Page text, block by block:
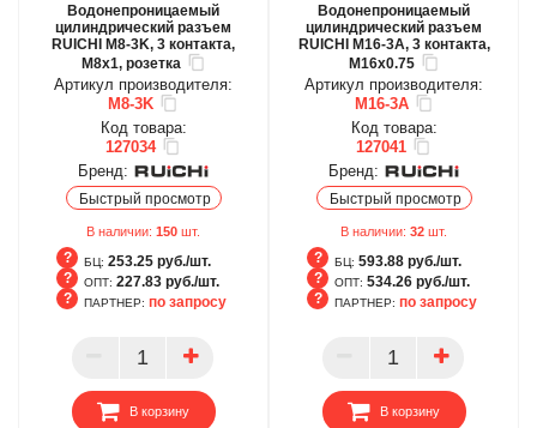
Водонепроницаемый
цилиндрический разъем
RUICHI M8-3K, 3 контакта,
M8x1, розетка
Артикул производителя:
M8-3K
Код товара:
127034
Бренд:
Быстрый просмотр
В наличии: 150 шт.
БЦ: 253.25 руб./шт.
ОПТ: 227.83 руб./шт.
ПАРТНЕР
ПАРТНЕР: по запросу
В корзину
Водонепроницаемый
цилиндрический разъем
RUICHI M16-3A, 3 контакта,
M16x0.75
Артикул производителя:
M16-3A
Код товара:
127041
Бренд:
Быстрый просмотр
В наличии: 32 шт.
БЦ: 593.88 руб./шт.
ОПТ: 534.26 руб./шт.
ПАРТНЕР
ПАРТНЕР: по запросу
В корзину